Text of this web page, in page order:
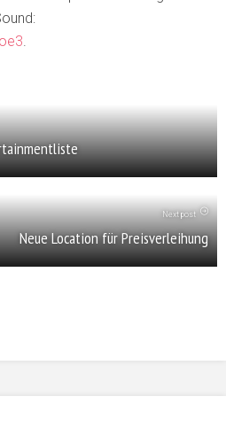
.
Next post
Neue Location für Preisverleihung